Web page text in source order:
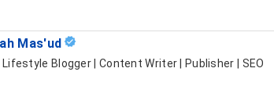
Mas'ud
Lifestyle Blogger | Content Writer | Publisher | SEO